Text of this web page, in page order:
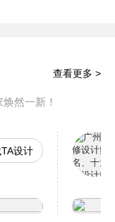
然一新！
查看更多 >
设计